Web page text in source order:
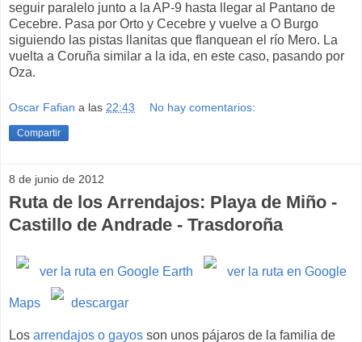
seguir paralelo junto a la AP-9 hasta llegar al Pantano de
Cecebre. Pasa por Orto y Cecebre y vuelve a O Burgo
siguiendo las pistas llanitas que flanquean el río Mero. La
vuelta a Coruña similar a la ida, en este caso, pasando por
Oza.
Oscar Fafian a las 22:43 No hay comentarios:
Compartir
8 de junio de 2012
Ruta de los Arrendajos: Playa de Miño -
Castillo de Andrade - Trasdoroña
ver la ruta en Google Earth ver la ruta en Google
Maps descargar
Los arrendajos o gayos son unos pájaros de la familia de